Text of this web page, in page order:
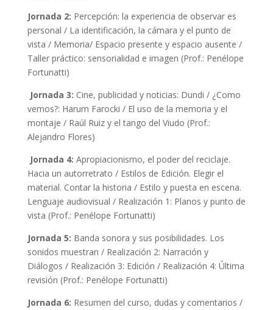
Jornada 2: Percepción: la experiencia de observar es
personal / La identificación, la cámara y el punto de
vista / Memoria/ Espacio presente y espacio ausente /
Taller práctico: sensorialidad e imagen (Prof.: Penélope
Fortunatti)
Jornada 3: Cine, publicidad y noticias: Dundi / ¿Como
vemos?: Harum Farocki / El uso de la memoria y el
montaje / Raúl Ruiz y el tango del Viudo (Prof.:
Alejandro Flores)
Jornada 4: Apropiacionismo, el poder del reciclaje.
Hacia un autorretrato / Estilos de Edición. Elegir el
material. Contar la historia / Estilo y puesta en escena.
Lenguaje audiovisual / Realización 1: Planos y punto de
vista (Prof.: Penélope Fortunatti)
Jornada 5: Banda sonora y sus posibilidades. Los
sonidos muestran / Realización 2: Narración y
Diálogos / Realización 3: Edición / Realización 4: Última
revisión (Prof.: Penélope Fortunatti)
Jornada 6: Resumen del curso, dudas y comentarios /